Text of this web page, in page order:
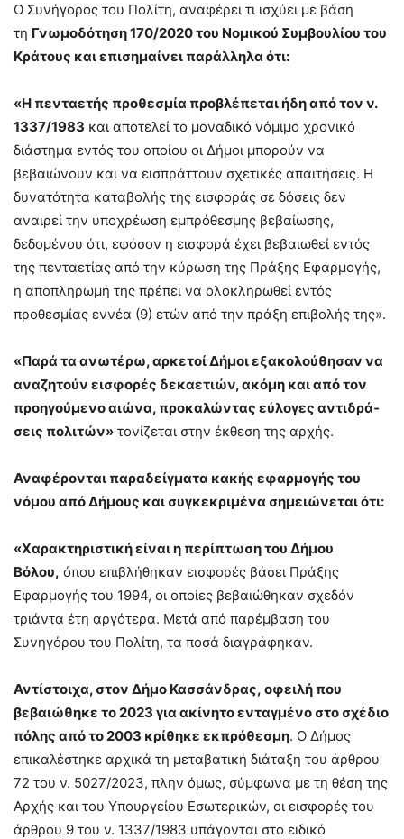
Ο Συνήγορος του Πολίτη, αναφέρει τι ισχύει με βάση
τη Γνωμοδότηση 170/2020 του Νομικού Συμβουλίου του
Κράτους και επισημαίνει παράλληλα ότι:
«H πενταετής προθεσμία προβλέπεται ήδη από τον ν.
1337/1983 και αποτελεί το μοναδικό νόμιμο χρονικό
διάστημα εντός του οποίου οι Δήμοι μπορούν να
βεβαιώνουν και να εισπράττουν σχετικές απαιτήσεις. Η
δυνατότητα καταβολής της εισφοράς σε δόσεις δεν
αναιρεί την υποχρέωση εμπρόθεσμης βεβαίωσης,
δεδομένου ότι, εφόσον η εισφορά έχει βεβαιωθεί εντός
της πενταετίας από την κύρωση της Πράξης Εφαρμογής,
η αποπληρωμή της πρέπει να ολοκληρωθεί εντός
προθεσμίας εννέα (9) ετών από την πράξη επιβολής της».
«Παρά τα ανωτέρω, αρκετοί Δήμοι εξακολούθησαν να
αναζητούν εισφορές δεκα­ετιών, ακόμη και από τον
προηγούμενο αιώνα, προκαλώντας εύλογες αντιδρά­
σεις πολιτών» τονίζεται στην έκθεση της αρχής.
Αναφέρονται παραδείγματα κακής εφαρμογής του
νόμου από Δήμους και συγκεκριμένα σημειώνεται ότι:
«Χαρακτηριστική είναι η περίπτωση του Δήμου
Βόλου, όπου επι­βλήθηκαν εισφορές βάσει Πράξης
Εφαρμογής του 1994, οι οποίες βεβαιώθηκαν σχεδόν
τριάντα έτη αργότερα. Μετά από παρέμβαση του
Συνηγόρου του Πολίτη, τα ποσά διαγράφηκαν.
Αντίστοιχα, στον Δήμο Κασσάνδρας, οφειλή που
βεβαιώθηκε το 2023 για ακίνη­το ενταγμένο στο σχέδιο
πόλης από το 2003 κρίθηκε εκπρόθεσμη. Ο Δήμος
επικαλέστηκε αρχικά τη μεταβατική διάταξη του άρθρου
72 του ν. 5027/2023, πλην όμως, σύμφωνα με τη θέση της
Αρχής και του Υπουργείου Εσωτερικών, οι εισφορές του
άρθρου 9 του ν. 1337/1983 υπάγονται στο ειδικό